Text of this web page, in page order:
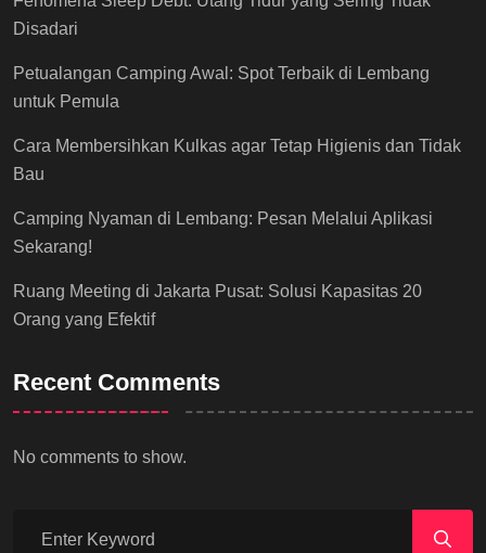
Disadari
Petualangan Camping Awal: Spot Terbaik di Lembang
untuk Pemula
Cara Membersihkan Kulkas agar Tetap Higienis dan Tidak
Bau
Camping Nyaman di Lembang: Pesan Melalui Aplikasi
Sekarang!
Ruang Meeting di Jakarta Pusat: Solusi Kapasitas 20
Orang yang Efektif
Recent Comments
No comments to show.